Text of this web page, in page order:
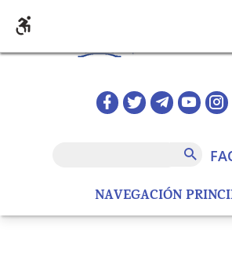
NAVEGACIÓN
Redes sociales